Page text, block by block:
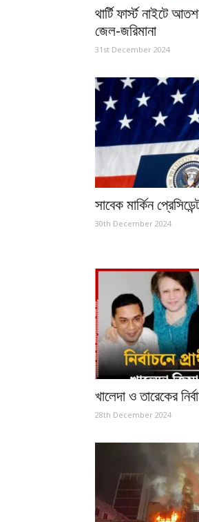
থার্টি ফার্স্ট নাইটে
জেল-জরিমানা
31st December 2024
সাবেক মার্কিন
30th December 2024
খালেদা ও তারেকের
28th December 2024